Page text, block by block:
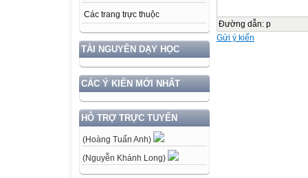
Các trang trực thuộc
TÀI NGUYÊN DẠY HỌC
CÁC Ý KIẾN MỚI NHẤT
HỖ TRỢ TRỰC TUYẾN
(Hoàng Tuấn Anh)
(Nguyễn Khánh Long)
Đường dẫn: p
Gửi ý kiến